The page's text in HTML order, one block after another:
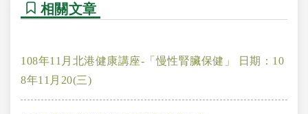
相關文章
108年11月北港健康講座-「慢性腎臟保健」 日期：10
8年11月20(三)